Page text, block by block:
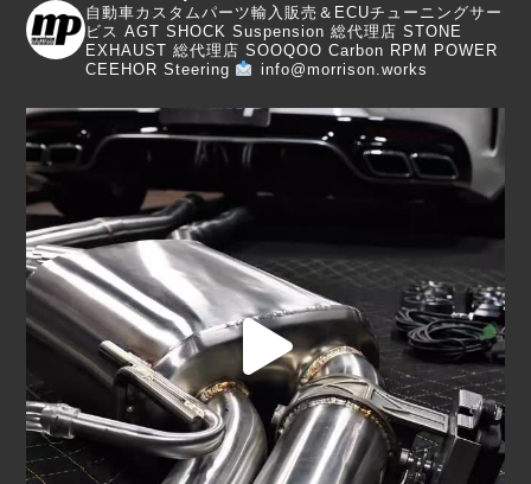
自動車カスタムパーツ輸入販売＆ECUチューニングサー
ビス AGT SHOCK Suspension 総代理店 STONE
EXHAUST 総代理店 SOOQOO Carbon RPM POWER
CEEHOR Steering
info@morrison.works